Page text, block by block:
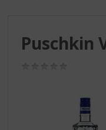
Puschkin